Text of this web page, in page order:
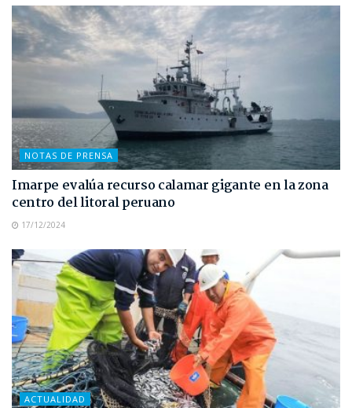
NOTAS DE PRENSA
Imarpe evalúa recurso calamar gigante en la zona
centro del litoral peruano
17/12/2024
ACTUALIDAD